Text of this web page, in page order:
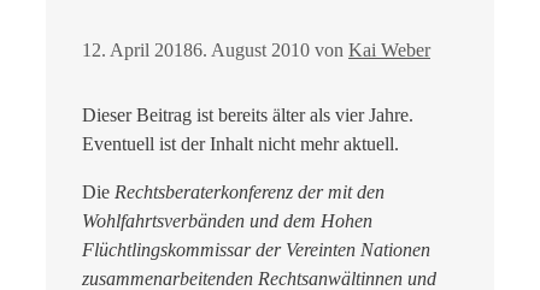
12. April 20186. August 2010 von Kai Weber
Dieser Beitrag ist bereits älter als vier Jahre.
Eventuell ist der Inhalt nicht mehr aktuell.
Die Rechtsberaterkonferenz der mit den
Wohlfahrtsverbänden und dem Hohen
Flüchtlingskommissar der Vereinten Nationen
zusammenarbeitenden Rechtsanwältinnen und